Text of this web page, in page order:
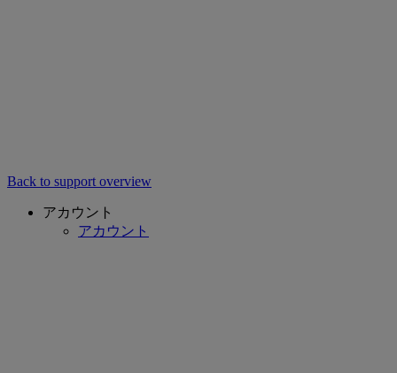
Back to support overview
アカウント
アカウント